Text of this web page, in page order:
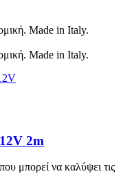
Made in Italy.
Made in Italy.
2m
μπορεί να καλύψει τις